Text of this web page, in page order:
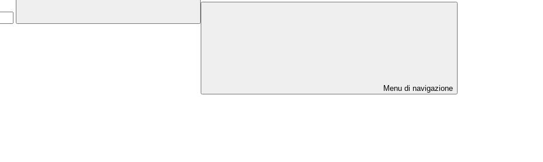
Menu di navigazione